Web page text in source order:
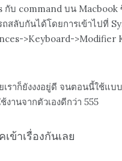
กับ command บน Macbook
สลับกันได้โดยการเข้าไปที่
>Keyboard->Modifier
ราก็ยังงงอยู่ดี จนตอนนี้ใช้แบ
งานจากตัวเองดีกว่า 555
เข้าเรื่องกันเลย